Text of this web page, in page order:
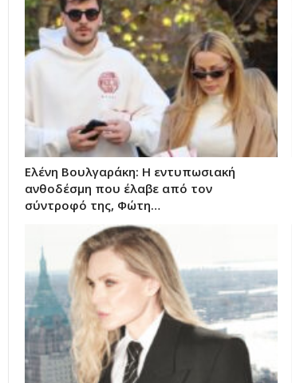
Ελένη Βουλγαράκη: Η εντυπωσιακή
ανθοδέσμη που έλαβε από τον
σύντροφό της, Φώτη…